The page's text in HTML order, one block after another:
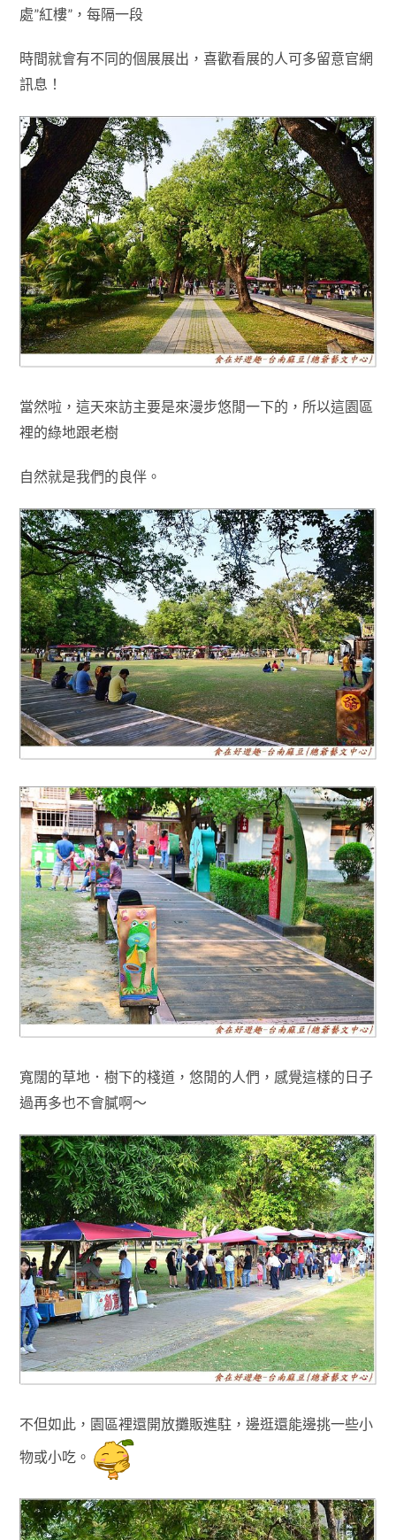
處”紅樓”，每隔一段
時間就會有不同的個展展出 ，喜歡看展的人可多留意官網
訊息！
當然啦，這天來訪主要是來漫步悠閒一下的 ，所以這園區
裡的綠地跟老樹
自然就是我們的良伴。
寬闊的草地．樹下的棧道，悠閒的人們 ，感覺這樣的日子
過再多也不會膩啊～
不但如此，園區裡還開放攤販進駐，邊逛還能邊挑一些小
物或小吃。